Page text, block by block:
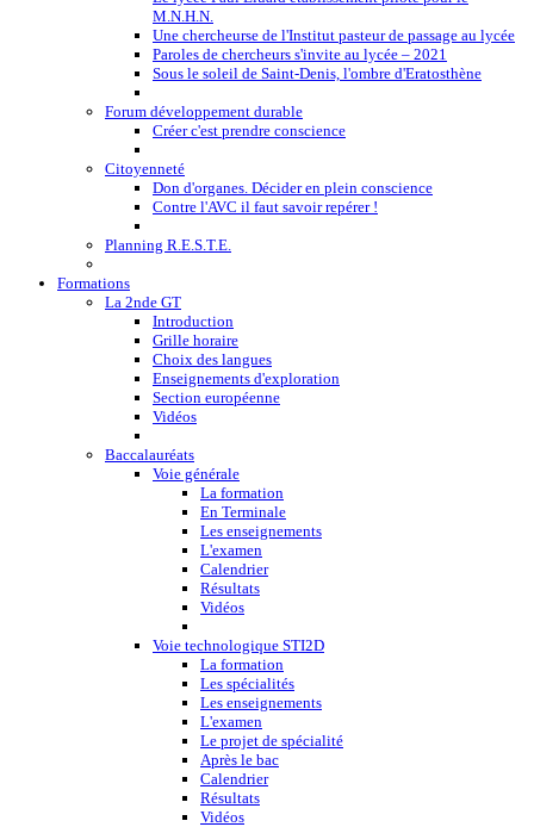
M.N.H.N.
Une chercheurse de l'Institut pasteur de passage au lycée
Paroles de chercheurs s'invite au lycée – 2021
Sous le soleil de Saint-Denis, l'ombre d'Eratosthène
Forum développement durable
Créer c'est prendre conscience
Citoyenneté
Don d'organes. Décider en plein conscience
Contre l'AVC il faut savoir repérer !
Planning R.E.S.T.E.
Formations
La 2nde GT
Introduction
Grille horaire
Choix des langues
Enseignements d'exploration
Section européenne
Vidéos
Baccalauréats
Voie générale
La formation
En Terminale
Les enseignements
L'examen
Calendrier
Résultats
Vidéos
Voie technologique STI2D
La formation
Les spécialités
Les enseignements
L'examen
Le projet de spécialité
Après le bac
Calendrier
Résultats
Vidéos